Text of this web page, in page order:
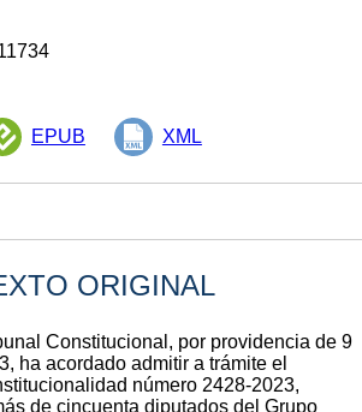
EPUB XML
ORIGINAL
Constitucional, por providencia de 9
ha acordado admitir a trámite el
número 2428-2023,
de cincuenta diputados del Grupo